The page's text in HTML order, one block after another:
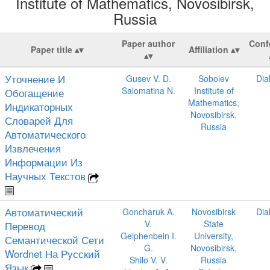
Russia
Paper title Paper author Affiliation
Уточнение И
Обогащение
Индикаторных
Словарей Для
Автоматического
Извлечения
Информации Из
Научных Текстов
Gusev V. D.
Salomatina N.
Sobolev
Institute of
Mathematics,
Novosibirsk,
Russia
Автоматический
Перевод
Семантической Сети
Wordnet На Русский
Goncharuk A.
V.
Gelphenbein I.
G.
Shilo V. V.
Novosibirsk
State
University,
Novosibirsk,
Russia